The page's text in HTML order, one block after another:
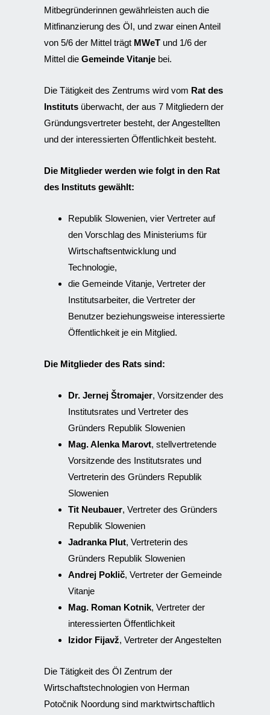
Mitbegründerinnen gewährleisten auch die
Mitfinanzierung des ÖI, und zwar einen Anteil
von 5/6 der Mittel trägt MWeT und 1/6 der
Mittel dieGemeinde Vitanje bei.
Die Tätigkeit des Zentrums wird vom Rat des
Instituts überwacht, der aus 7 Mitgliedern der
Gründungsvertreter besteht, der Angestellten
und der interessierten Öffentlichkeit besteht.
Die Mitglieder werden wie folgt in den Rat
des Instituts gewählt:
Republik Slowenien, vier Vertreter auf
den Vorschlag des Ministeriums für
Wirtschaftsentwicklung und
Technologie,
die Gemeinde Vitanje, Vertreter der
Institutsarbeiter, die Vertreter der
Benutzer beziehungsweise interessierte
Öffentlichkeit je ein Mitglied.
Die Mitglieder des Rats sind:
Dr. Jernej Štromajer, Vorsitzender des
Institutsrates und Vertreter des
Gründers Republik Slowenien
Mag. Alenka Marovt, stellvertretende
Vorsitzende des Institutsrates und
Vertreterin des Gründers Republik
Slowenien
Tit Neubauer, Vertreter des Gründers
Republik Slowenien
Jadranka Plut, Vertreterin des
Gründers Republik Slowenien
Andrej Poklič, Vertreter der Gemeinde
Vitanje
Mag. Roman Kotnik, Vertreter der
interessierten Öffentlichkeit
Izidor Fijavž, Vertreter der Angestelten
Die Tätigkeit des ÖI Zentrum der
Wirtschaftstechnologien von Herman
Potočnik Noordung sind marktwirtschaftlich